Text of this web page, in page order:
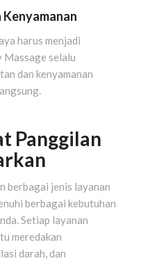
harus menjadi
Massage selalu
dan kenyamanan
Panggilan
berbagai jenis layanan
berbagai kebutuhan
Setiap layanan
meredakan
darah, dan